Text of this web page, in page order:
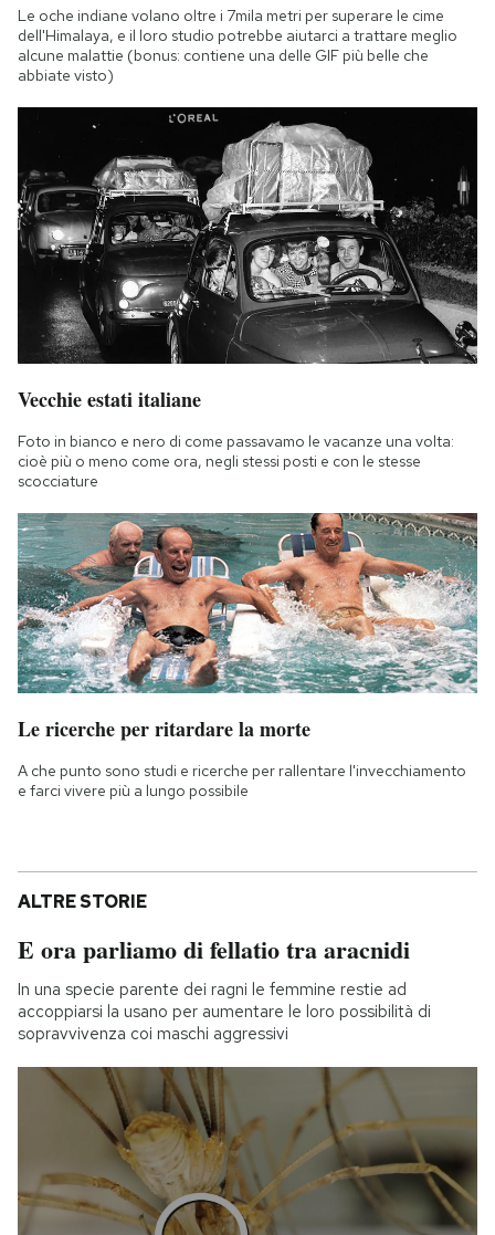
Le oche indiane volano oltre i 7mila metri per superare le cime
dell'Himalaya, e il loro studio potrebbe aiutarci a trattare meglio
alcune malattie (bonus: contiene una delle GIF più belle che
abbiate visto)
Vecchie estati italiane
Foto in bianco e nero di come passavamo le vacanze una volta:
cioè più o meno come ora, negli stessi posti e con le stesse
scocciature
Le ricerche per ritardare la morte
A che punto sono studi e ricerche per rallentare l'invecchiamento
e farci vivere più a lungo possibile
ALTRE STORIE
E ora parliamo di fellatio tra aracnidi
In una specie parente dei ragni le femmine restie ad
accoppiarsi la usano per aumentare le loro possibilità di
sopravvivenza coi maschi aggressivi